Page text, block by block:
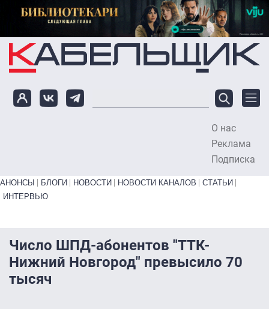
Перейти к основному содержанию
О нас
Реклама
Подписка
Primary links bottom
АНОНСЫ БЛОГИ НОВОСТИ НОВОСТИ КАНАЛОВ
СТАТЬИ
ИНТЕРВЬЮ
Число ШПД-абонентов "ТТК-
Нижний Новгород" превысило 70
тысяч